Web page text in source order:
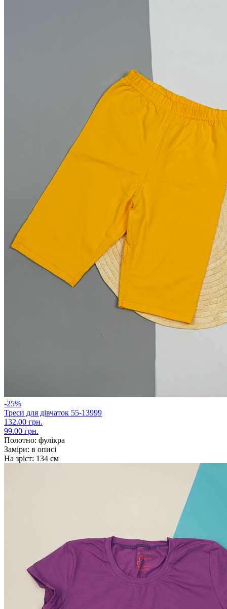
-25%
Треси для дівчаток 55-13999
132.00 грн.
99.00 грн.
Полотно: фулікра
Заміри: в описі
На зріст: 134 см